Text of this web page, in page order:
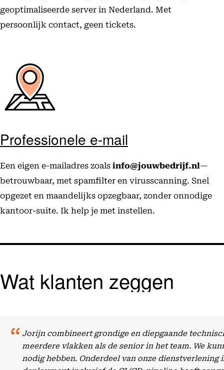
geoptimaliseerde server in Nederland. Met
persoonlijk contact, geen tickets.
Professionele e-mail
Een eigen e-mailadres zoals info@jouwbedrijf.nl—
betrouwbaar, met spamfilter en virusscanning. Snel
opgezet en maandelijks opzegbaar, zonder onnodige
kantoor-suite. Ik help je met instellen.
Wat klanten zeggen
Jorijn combineert grondige en diepgaande
meerdere vlakken als de senior in het team. We
nodig hebben. Onderdeel van onze